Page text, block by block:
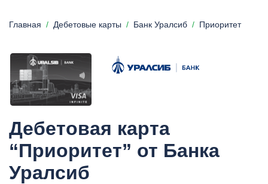
Главная Дебетовые карты Банк Уралсиб Приоритет
Дебетовая карта
“Приоритет” от Банка
Уралсиб